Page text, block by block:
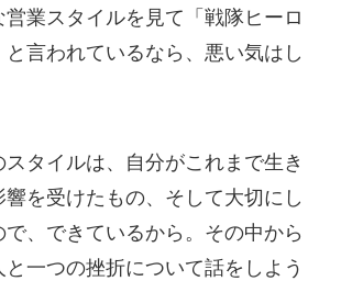
業スタイルを見て「戦隊ヒーロ
言われているなら、悪い気はし
タイルは、自分がこれまで生き
を受けたもの、そして大切にし
で、できているから。その中から
一つの挫折について話をしよう